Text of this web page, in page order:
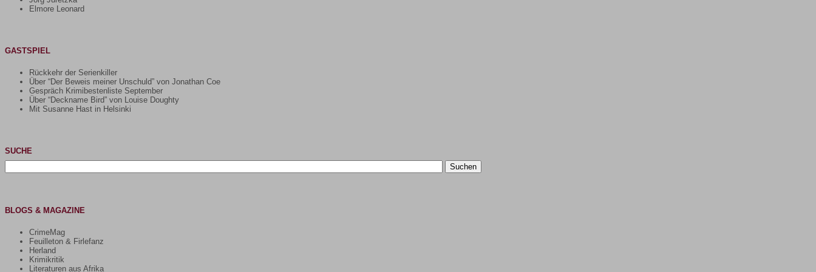
Elmore Leonard
GASTSPIEL
Rückkehr der Serienkiller
Über “Der Beweis meiner Unschuld” von Jonathan Coe
Gespräch Krimibestenliste September
Über “Deckname Bird” von Louise Doughty
Mit Susanne Hast in Helsinki
SUCHE
Suchen
nach:
BLOGS & MAGAZINE
CrimeMag
Feuilleton & Firlefanz
Herland
Krimikritik
Literaturen aus Afrika